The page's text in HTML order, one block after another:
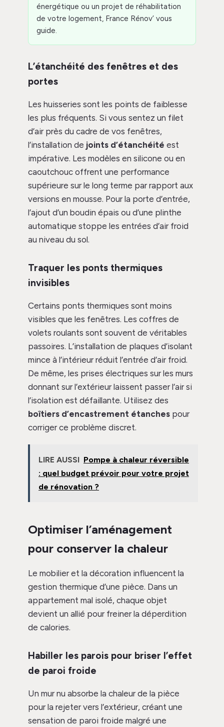
énergétique ou un projet de réhabilitation
de votre logement, France Rénov’ vous
guide.
L’étanchéité des fenêtres et des
portes
Les huisseries sont les points de faiblesse
les plus fréquents. Si vous sentez un filet
d’air près du cadre de vos fenêtres,
l’installation de joints d’étanchéité est
impérative. Les modèles en silicone ou en
caoutchouc offrent une performance
supérieure sur le long terme par rapport aux
versions en mousse. Pour la porte d’entrée,
l’ajout d’un boudin épais ou d’une plinthe
automatique stoppe les entrées d’air froid
au niveau du sol.
Traquer les ponts thermiques
invisibles
Certains ponts thermiques sont moins
visibles que les fenêtres. Les coffres de
volets roulants sont souvent de véritables
passoires. L’installation de plaques d’isolant
mince à l’intérieur réduit l’entrée d’air froid.
De même, les prises électriques sur les murs
donnant sur l’extérieur laissent passer l’air si
l’isolation est défaillante. Utilisez des
boîtiers d’encastrement étanches pour
corriger ce problème discret.
LIRE AUSSI Pompe à chaleur réversible
: quel budget prévoir pour votre projet
de rénovation ?
Optimiser l’aménagement
pour conserver la chaleur
Le mobilier et la décoration influencent la
gestion thermique d’une pièce. Dans un
appartement mal isolé, chaque objet
devient un allié pour freiner la déperdition
de calories.
Habiller les parois pour briser l’effet
de paroi froide
Un mur nu absorbe la chaleur de la pièce
pour la rejeter vers l’extérieur, créant une
sensation de paroi froide malgré une